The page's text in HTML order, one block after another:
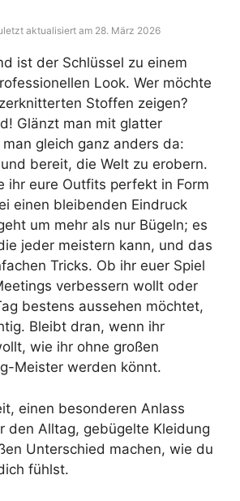
aktualisiert am 28. März 2026
ist der Schlüssel zu einem
Look. Wer möchte
Stoffen zeigen?
Glänzt man mit glatter
gleich ganz anders da:
bereit, die Welt zu erobern.
ihr eure Outfits perfekt in Form
einen bleibenden Eindruck
um mehr als nur Bügeln; es
jeder meistern kann, und das
Tricks. Ob ihr euer Spiel
verbessern wollt oder
bestens aussehen möchtet,
Bleibt dran, wenn ihr
wie ihr ohne großen
Meister werden könnt.
einen besonderen Anlass
den Alltag, gebügelte Kleidung
Unterschied machen, wie du
fühlst.